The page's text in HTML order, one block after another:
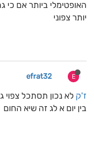
יותר צפוני
E
efrat32
ז'ק לא נכון תסתכל
בין יום א לג זה שיא החום